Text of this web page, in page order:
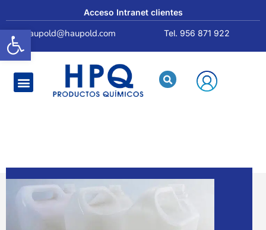
Abrir barra de herramientas
Acceso Intranet clientes
haupold@haupold.com Tel. 956 871 922